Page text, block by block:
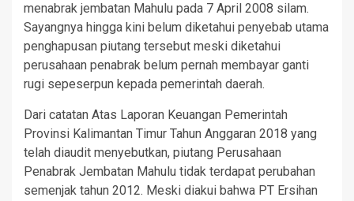
menabrak jembatan Mahulu pada 7 April 2008 silam.
Sayangnya hingga kini belum diketahui penyebab utama
penghapusan piutang tersebut meski diketahui
perusahaan penabrak belum pernah membayar ganti
rugi sepeserpun kepada pemerintah daerah.
Dari catatan Atas Laporan Keuangan Pemerintah
Provinsi Kalimantan Timur Tahun Anggaran 2018 yang
telah diaudit menyebutkan, piutang Perusahaan
Penabrak Jembatan Mahulu tidak terdapat perubahan
semenjak tahun 2012. Meski diakui bahwa PT Ersihan